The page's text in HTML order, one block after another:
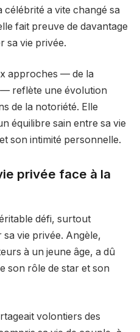
a vite changé sa
fait preuve de davantage
sa vie privée.
approches — de la
reflète une évolution
de la notoriété. Elle
équilibre sain entre sa vie
son intimité personnelle.
privée face à la
défi, surtout
sa vie privée. Angèle,
à un jeune âge, a dû
son rôle de star et son
volontiers des